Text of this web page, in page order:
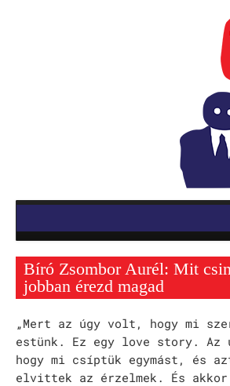
Mozsik Imre: OKTATÁS
Szerb Antal: Utas és holdvilág
Rókonok
Bíró Zsombor Aurél: Mit
jobban érezd magad
„Mert az úgy volt, hogy mi
estünk. Ez egy love story. Az
hogy mi csíptük egymást, és
elvittek az érzelmek. És